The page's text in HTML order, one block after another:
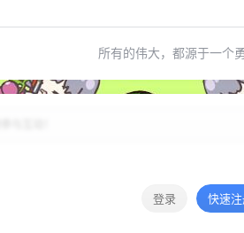
所有的伟大，都源于一个
登录 快速